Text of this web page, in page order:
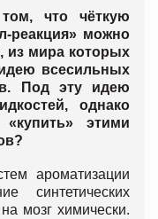
что чёткую
реакция» можно
из мира которых
всесильных
Под эту идею
однако
этими
ароматизации
синтетических
мозг химически.